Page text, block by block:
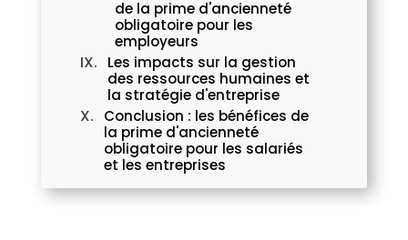
de la prime d'ancienneté
obligatoire pour les
employeurs
Les impacts sur la gestion
des ressources humaines et
la stratégie d'entreprise
Conclusion : les bénéfices de
la prime d'ancienneté
obligatoire pour les salariés
et les entreprises